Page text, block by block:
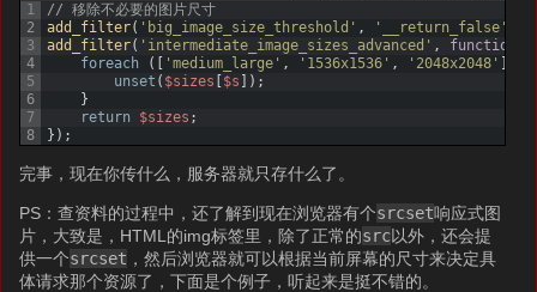
1
2
3
4
5
6
7
8
// 移除不必要的图片尺寸
add_filter( 'big_image_size_threshold' , '__return_false'
add_filter( 'intermediate_image_sizes_advanced' , function
foreach
( 'medium_large' , '1536x1536' , '2048x2048'
unset ( $sizes $s ) ;
}
return
$sizes ;
} ) ;
完事，现在你传什么，服务器就只存什么了。
PS：查资料的过程中，还了解到现在浏览器有个srcset响应式图
片，大致是，HTML的img标签里，除了正常的src以外，还会提
供一个srcset ，然后浏览器就可以根据当前屏幕的尺寸来决定具
体请求那个资源了，下面是个例子，听起来是挺不错的。